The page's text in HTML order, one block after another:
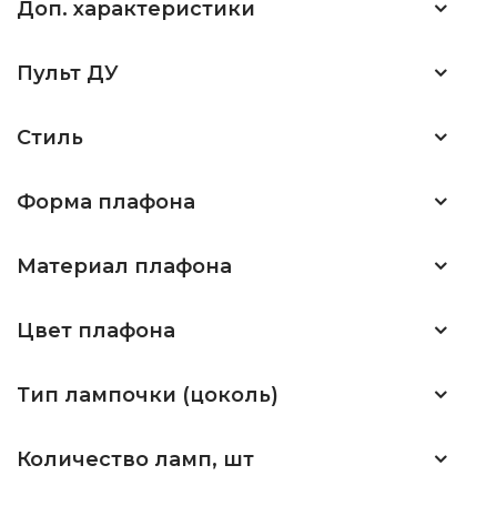
Доп. характеристики
Пульт ДУ
Стиль
Форма плафона
Материал плафона
Цвет плафона
Тип лампочки (цоколь)
Количество ламп, шт